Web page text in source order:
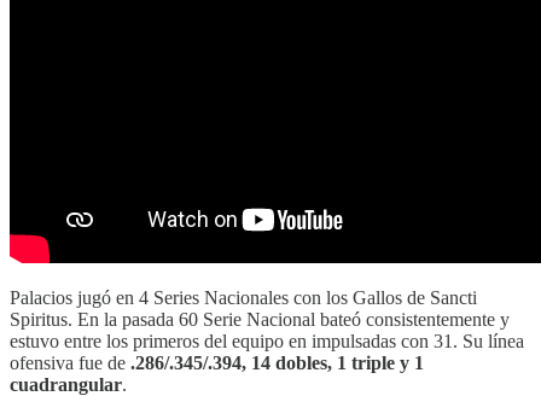
Palacios jugó en 4 Series Nacionales con los Gallos de Sancti
Spiritus. En la pasada 60 Serie Nacional bateó consistentemente y
estuvo entre los primeros del equipo en impulsadas con 31. Su línea
ofensiva fue de .286/.345/.394, 14 dobles, 1 triple y 1
cuadrangular.